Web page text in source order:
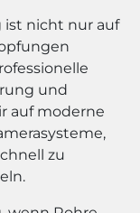
ist nicht nur auf
und
auf moderne
zu